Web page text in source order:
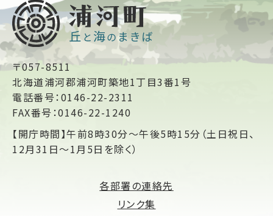
〒057-8511
北海道浦河郡浦河町築地1丁目3番1号
電話番号：0146-22-2311
FAX番号：0146-22-1240
【開庁時間】午前8時30分～午後5時15分（土日祝日、
12月31日～1月5日を除く）
各部署の連絡先
リンク集